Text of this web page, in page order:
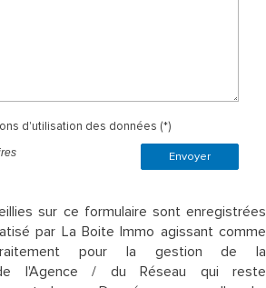
d'utilisation des données (*)
Envoyer
sur ce formulaire sont enregistrées
par La Boite Immo agissant comme
pour la gestion de la
de l'Agence / du Réseau qui reste